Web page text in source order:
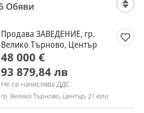
Обяви
Продава ЗАВЕДЕНИЕ, гр.
Велико Търново, Център
48 000 €
93 879,84 лв
Не се начислява ДДС
гр. Велико Търново, Център, 21 юли